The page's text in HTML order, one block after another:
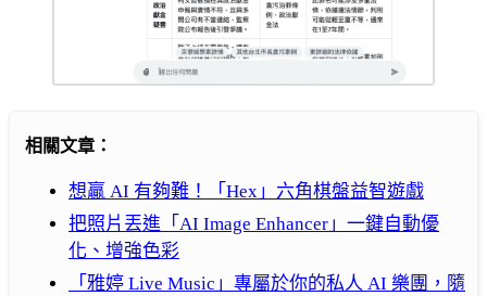
相關文章：
想贏 AI 有夠難！「Hex」六角棋盤益智遊戲
把照片丟進「AI Image Enhancer」一鍵自動優
化、增強色彩
「雅婷 Live Music」專屬於你的私人 AI 樂團，隨